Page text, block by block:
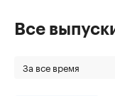
Все
За все время